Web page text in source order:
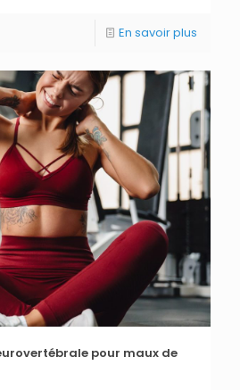
En savoir plus
pour maux de